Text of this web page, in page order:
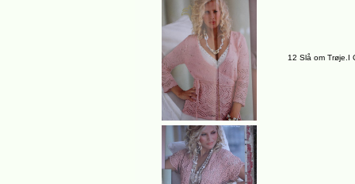
12 Slå om Trøje.I